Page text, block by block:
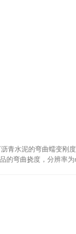
水泥的弯曲蠕变刚
弯曲挠度，分辨率为